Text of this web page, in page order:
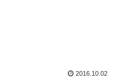
2016.10.02